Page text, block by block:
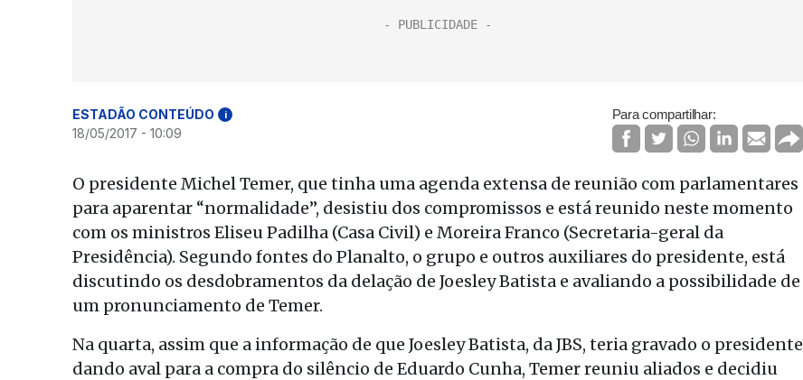
ESTADÃO CONTEÚDO i
18/05/2017 - 10:09
Para compartilhar:
O presidente Michel Temer, que tinha uma agenda extensa de reunião com parlamentares
para aparentar “normalidade”, desistiu dos compromissos e está reunido neste momento
com os ministros Eliseu Padilha (Casa Civil) e Moreira Franco (Secretaria-geral da
Presidência). Segundo fontes do Planalto, o grupo e outros auxiliares do presidente, está
discutindo os desdobramentos da delação de Joesley Batista e avaliando a possibilidade de
um pronunciamento de Temer.
Na quarta, assim que a informação de que Joesley Batista, da JBS, teria gravado o presidente
dando aval para a compra do silêncio de Eduardo Cunha, Temer reuniu aliados e decidiu